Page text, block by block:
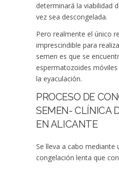
determinará la viabilidad
vez sea descongelada.
Pero realmente el único
imprescindible para
semen es que se
espermatozoides
la eyaculación.
PROCESO DE
SEMEN- CLÍNICA
EN ALICANTE
Se lleva a cabo mediante
congelación lenta que